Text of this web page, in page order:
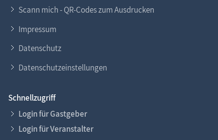
Scann mich - QR-Codes zum Ausdrucken
Impressum
Datenschutz
Datenschutzeinstellungen
Schnellzugriff
Login für Gastgeber
Login für Veranstalter